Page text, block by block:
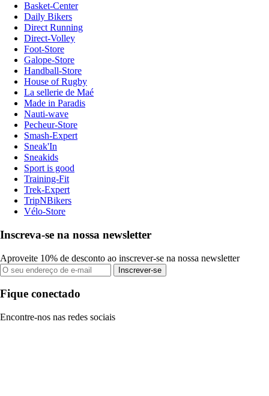
Basket-Center
Daily Bikers
Direct Running
Direct-Volley
Foot-Store
Galope-Store
Handball-Store
House of Rugby
La sellerie de Maé
Made in Paradis
Nauti-wave
Pecheur-Store
Smash-Expert
Sneak'In
Sneakids
Sport is good
Training-Fit
Trek-Expert
TripNBikers
Vélo-Store
Inscreva-se na nossa newsletter
Aproveite 10% de desconto ao inscrever-se na nossa newsletter
Inscrever-se
Fique conectado
Encontre-nos nas redes sociais